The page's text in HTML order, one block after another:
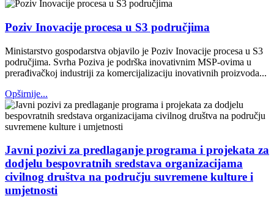
Poziv Inovacije procesa u S3 područjima
Ministarstvo gospodarstva objavilo je Poziv Inovacije procesa u S3
područjima. Svrha Poziva je podrška inovativnim MSP-ovima u
prerađivačkoj industriji za komercijalizaciju inovativnih proizvoda...
Opširnije...
Javni pozivi za predlaganje programa i projekata za
dodjelu bespovratnih sredstava organizacijama
civilnog društva na području suvremene kulture i
umjetnosti